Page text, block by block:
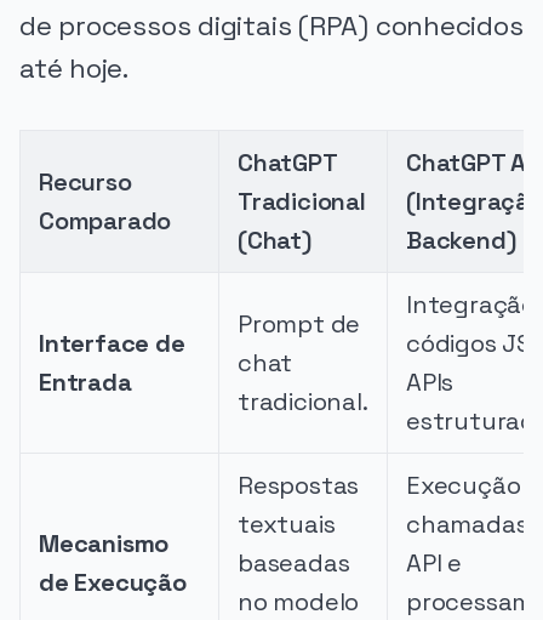
de processos digitais (RPA) conhecidos
até hoje.
Recurso
Comparado
ChatGPT
Tradicional
(Chat)
ChatGPT
(Integração
Backend)
Interface de
Entrada
Prompt de
chat
tradicional.
Integração
códigos
APIs
Mecanismo
de Execução
Respostas
textuais
baseadas
no modelo
Execução
chamadas
API e